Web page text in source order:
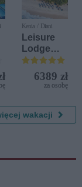
Kenia / Diani
Leisure
Lodge
Beach &
Golf
Resort by
6389 zł
za osobę
wakacji